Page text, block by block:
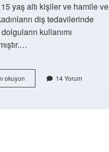
15 yaş altı kişiler ve hamile ve
diş tedavilerinde
kullanımı
okuyunAmalgam
Dolgu
14 Yorum